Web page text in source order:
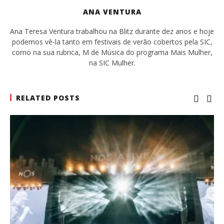
ANA VENTURA
Ana Teresa Ventura trabalhou na Blitz durante dez anos e hoje
podemos vê-la tanto em festivais de verão cobertos pela SIC,
como na sua rubrica, M de Música do programa Mais Mulher,
na SIC Mulher.
RELATED POSTS